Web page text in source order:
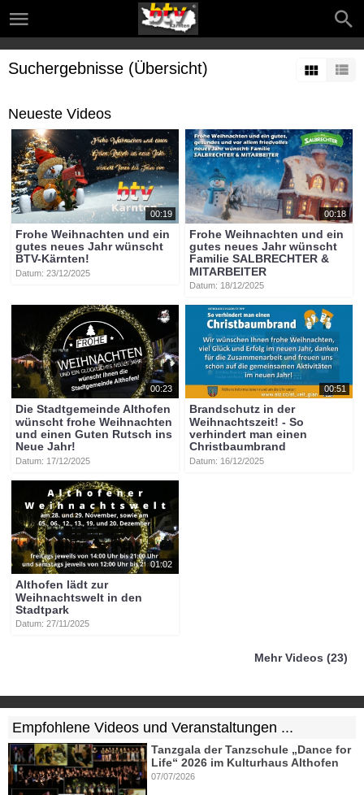
Suchergebnisse (Übersicht)
Neueste Videos
00:19
Frohe Weihnachten und ein
gutes neues Jahr wünscht
BTV-Kärnten!
Datum: 23/12/2025
00:18
Frohe Weihnachten und ein
gutes neues Jahr wünscht
Familie SALBRECHTER &
MITARBEITER
Datum: 18/12/2025
00:23
Die Stadtgemeinde Althofen
wünscht frohe Weihnachten
und einen Guten Rutsch ins
Neue Jahr!
Datum: 17/12/2025
00:51
Brandschutz in der
Weihnachtszeit! - So
verhindert man einen
Christbaumbrand
Datum: 16/12/2025
01:02
Althofen lädt zur
Weihnachtswelt in den
Stadtpark
Datum: 27/11/2025
Mehr Videos (23)
Empfohlene Videos und Veranstaltungen ...
Tanzgala der Tanzschule „Dance for
Life“ 2026 im Kulturhaus Althofen
07/07/2026